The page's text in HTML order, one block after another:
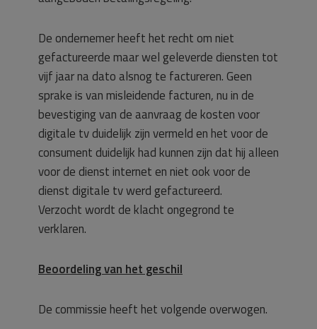
De ondernemer heeft het recht om niet
gefactureerde maar wel geleverde diensten tot
vijf jaar na dato alsnog te factureren. Geen
sprake is van misleidende facturen, nu in de
bevestiging van de aanvraag de kosten voor
digitale tv duidelijk zijn vermeld en het voor de
consument duidelijk had kunnen zijn dat hij alleen
voor de dienst internet en niet ook voor de
dienst digitale tv werd gefactureerd.
Verzocht wordt de klacht ongegrond te
verklaren.
Beoordeling van het geschil
De commissie heeft het volgende overwogen.